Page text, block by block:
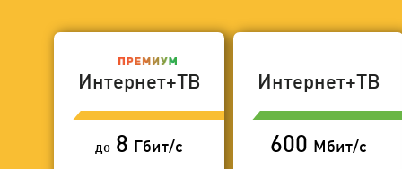
Интернет+ТВ
до 8 Гбит/с
Интернет+ТВ
600 Мбит/с